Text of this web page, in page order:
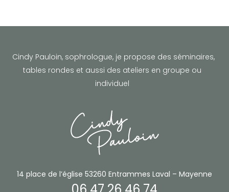
Cindy Pauloin, sophrologue, je propose des séminaires,
tables rondes et aussi des ateliers en groupe ou
individuel
14 place de l’église 53260 Entrammes Laval – Mayenne